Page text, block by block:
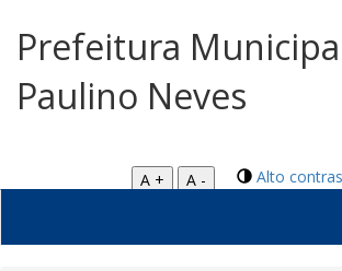
Prefeitura
Paulino Neves
Alto
A +
A -